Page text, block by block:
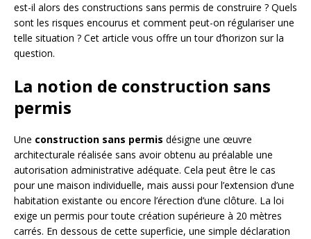
est-il alors des constructions sans permis de construire ? Quels
sont les risques encourus et comment peut-on régulariser une
telle situation ? Cet article vous offre un tour d’horizon sur la
question.
La notion de construction sans
permis
Une construction sans permis désigne une œuvre
architecturale réalisée sans avoir obtenu au préalable une
autorisation administrative adéquate. Cela peut être le cas
pour une maison individuelle, mais aussi pour l’extension d’une
habitation existante ou encore l’érection d’une clôture. La loi
exige un permis pour toute création supérieure à 20 mètres
carrés. En dessous de cette superficie, une simple déclaration